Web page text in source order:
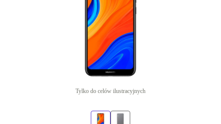
Tylko do celów ilustracyjnych